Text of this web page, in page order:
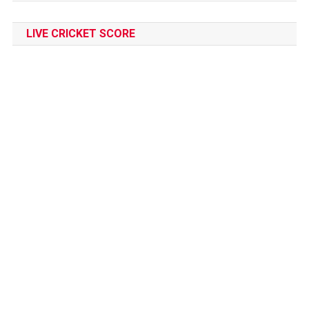
LIVE CRICKET SCORE